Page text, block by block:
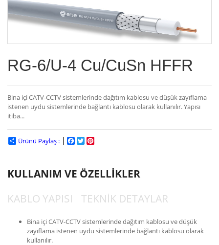
RG-6/U-4 Cu/CuSn HFFR
Bina içi CATV-CCTV sistemlerinde dağıtım kablosu ve düşük zayıflama
istenen uydu sistemlerinde bağlantı kablosu olarak kullanılır. Yapısı
itiba...
Ürünü Paylaş : Facebook
Twitter
KULLANIM VE ÖZELLİKLER
KABLO YAPISI
TEKNİK DETAYLAR
Bina içi CATV-CCTV sistemlerinde dağıtım kablosu ve düşük
zayıflama istenen uydu sistemlerinde bağlantı kablosu olarak
kullanılır.